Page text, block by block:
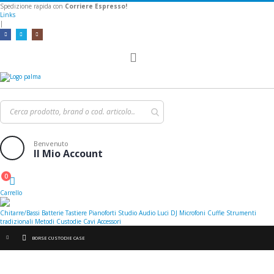
Spedizione rapida con Corriere Espresso!
Links
|
Benvenuto
Il Mio Account
Cart
0
Carrello
Chitarre/Bassi Batterie Tastiere Pianoforti Studio Audio Luci DJ Microfoni Cuffie Strumenti
tradizionali Metodi Custodie Cavi Accessori
BORSE CUSTODIE CASE